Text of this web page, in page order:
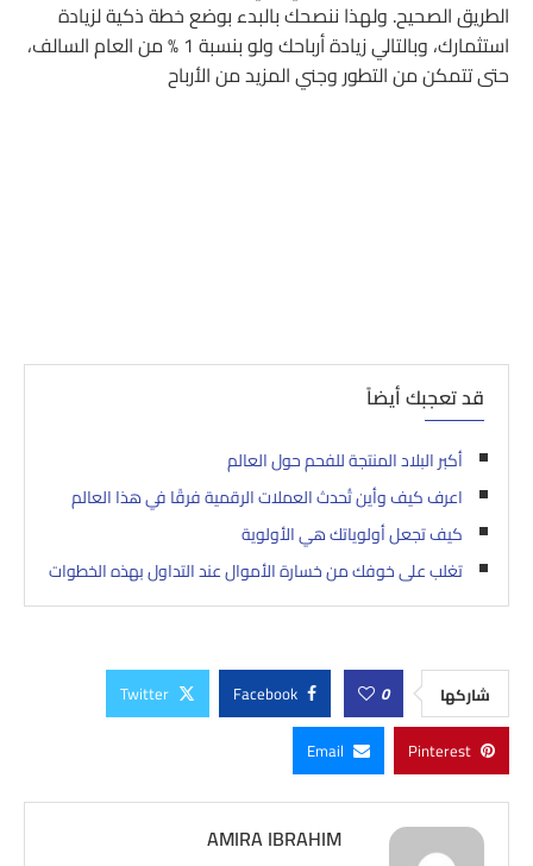
الطريق الصحيح. ولهذا ننصحك بالبدء بوضع خطة ذكية لزيادة
استثمارك، وبالتالي زيادة أرباحك ولو بنسبة 1 % من العام السالف،
حتى تتمكن من التطور وجني المزيد من الأرباح
قد تعجبك أيضاً
أكبر البلاد المنتجة للفحم حول العالم
اعرف كيف وأين تُحدث العملات الرقمية فرقًا في هذا العالم
كيف تجعل أولوياتك هي الأولوية
تغلب على خوفك من خسارة الأموال عند التداول بهذه الخطوات
شاركها 0
Facebook
Twitter
Pinterest
Email
AMIRA IBRAHIM